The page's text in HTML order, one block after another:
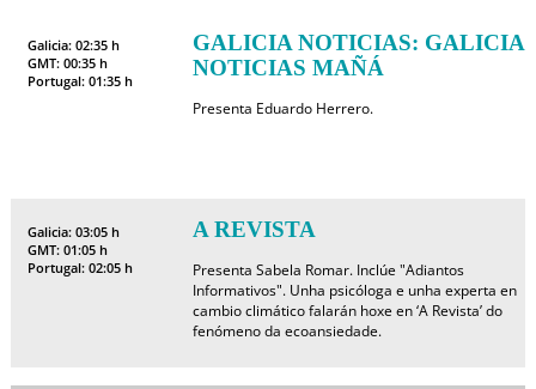
Galicia: 02:35 h
GMT: 00:35 h
Portugal: 01:35 h
GALICIA NOTICIAS: GALICIA
NOTICIAS MAÑÁ
Presenta Eduardo Herrero.
Galicia: 03:05 h
GMT: 01:05 h
Portugal: 02:05 h
A REVISTA
Presenta Sabela Romar. Inclúe "Adiantos
Informativos". Unha psicóloga e unha experta en
cambio climático falarán hoxe en ‘A Revista’ do
fenómeno da ecoansiedade.